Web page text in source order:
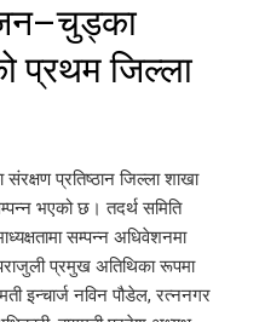
प्रथम जिल्ला
प्रतिष्ठान जिल्ला शाखा
भएको छ। तदर्थ समिति
सम्पन्न अधिवेशनमा
प्रमुख अतिथिका रूपमा
इन्चार्ज नविन पौडेल, रत्ननगर